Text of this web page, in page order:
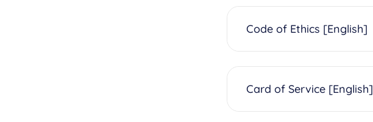
Code of Ethics [English]
Card of Service [English]